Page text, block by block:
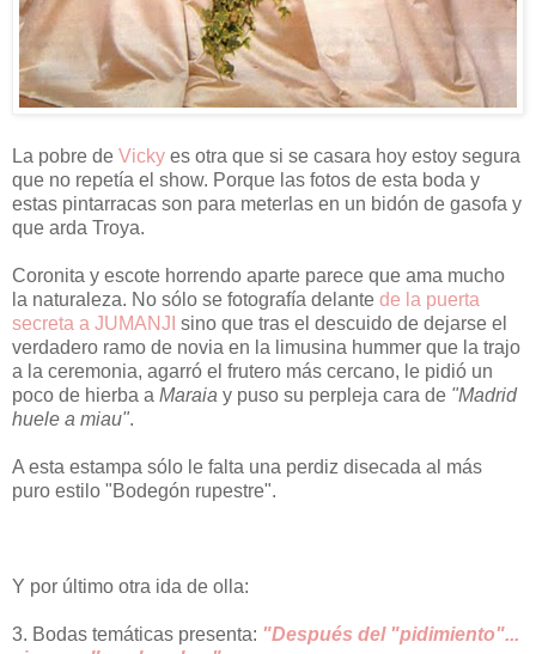
La pobre de Vicky es otra que si se casara hoy estoy segura
que no repetía el show. Porque las fotos de esta boda y
estas pintarracas son para meterlas en un bidón de gasofa y
que arda Troya.
Coronita y escote horrendo aparte parece que ama mucho
la naturaleza. No sólo se fotografía delante de la puerta
secreta a JUMANJI sino que tras el descuido de dejarse el
verdadero ramo de novia en la limusina hummer que la trajo
a la ceremonia, agarró el frutero más cercano, le pidió un
poco de hierba a Maraia y puso su perpleja cara de "Madrid
huele a miau".
A esta estampa sólo le falta una perdiz disecada al más
puro estilo "Bodegón rupestre".
Y por último otra ida de olla:
3. Bodas temáticas presenta: "Después del "pidimiento"...